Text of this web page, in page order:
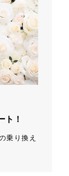
ト！
乗り換え